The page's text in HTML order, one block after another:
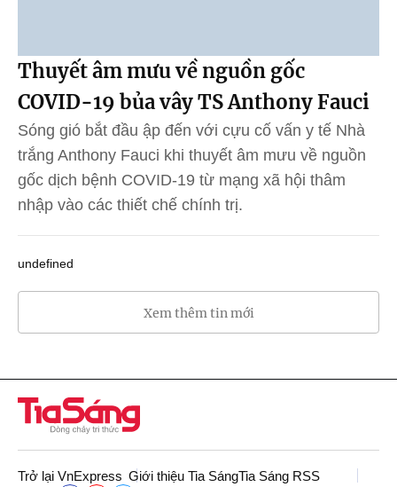
Thuyết âm mưu về nguồn gốc
COVID-19 bủa vây TS Anthony Fauci
Sóng gió bắt đầu ập đến với cựu cố vấn y tế Nhà
trắng Anthony Fauci khi thuyết âm mưu về nguồn
gốc dịch bệnh COVID-19 từ mạng xã hội thâm
nhập vào các thiết chế chính trị.
undefined
Xem thêm tin mới
Trở lại VnExpress Giới thiệu Tia SángTia Sáng RSS